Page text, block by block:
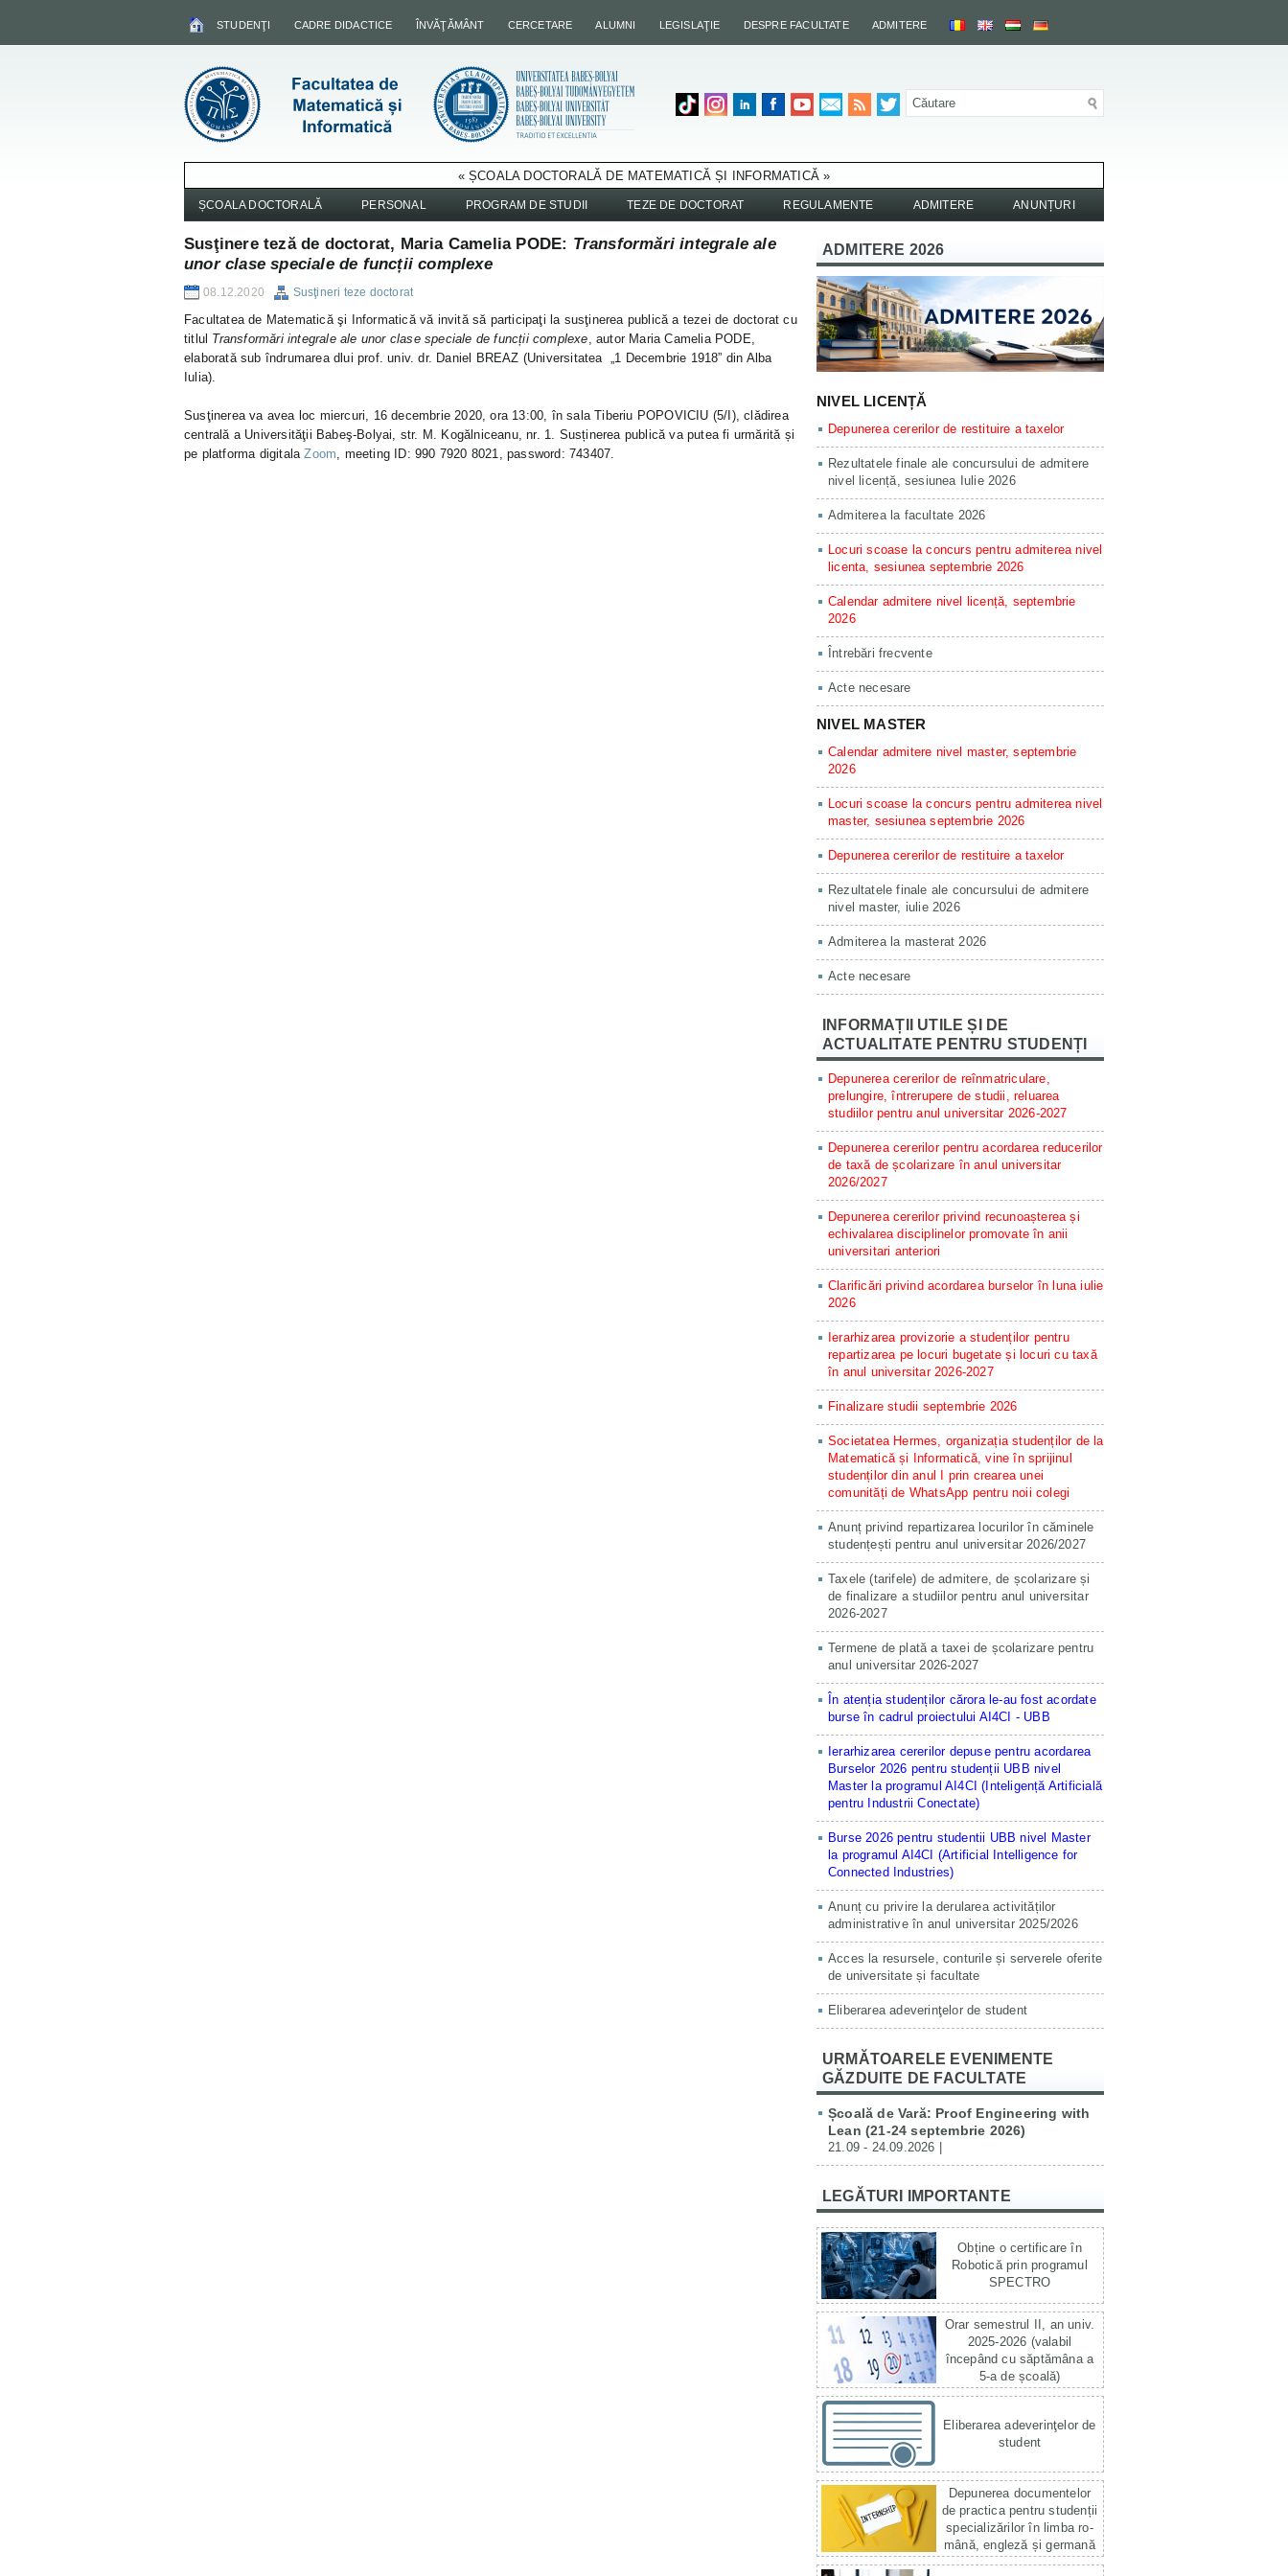
STUDENŢI CADRE DIDACTICE ÎNVĂŢĂMÂNT CERCETARE ALUMNI LEGISLAŢIE DESPRE FACULTATE ADMITERE
« ȘCOALA DOCTORALĂ DE MATEMATICĂ ȘI INFORMATICĂ »
ȘCOALA DOCTORALĂ PERSONAL PROGRAM DE STUDII TEZE DE DOCTORAT REGULAMENTE ADMITERE ANUNȚURI
Susţinere teză de doctorat, Maria Camelia PODE: Transformări integrale ale
unor clase speciale de funcții complexe
08.12.2020 Susţineri teze doctorat
Facultatea de Matematică şi Informatică vă invită să participaţi la susţinerea publică a tezei de doctorat cu
titlul Transformări integrale ale unor clase speciale de funcții complexe, autor Maria Camelia PODE,
elaborată sub îndrumarea dlui prof. univ. dr. Daniel BREAZ (Universitatea „1 Decembrie 1918” din Alba
Iulia).
Susţinerea va avea loc miercuri, 16 decembrie 2020, ora 13:00, în sala Tiberiu POPOVICIU (5/I), clădirea
centrală a Universităţii Babeş-Bolyai, str. M. Kogălniceanu, nr. 1. Susținerea publică va putea fi urmărită și
pe platforma digitalaZoom, meeting ID: 990 7920 8021, password: 743407.
ADMITERE 2026
NIVEL LICENȚĂ
Depunerea cererilor de restituire a taxelor
Rezultatele finale ale concursului de admitere
nivel licență, sesiunea Iulie 2026
Admiterea la facultate 2026
Locuri scoase la concurs pentru admiterea nivel
licenta, sesiunea septembrie 2026
Calendar admitere nivel licență, septembrie
2026
Întrebări frecvente
Acte necesare
NIVEL MASTER
Calendar admitere nivel master, septembrie
2026
Locuri scoase la concurs pentru admiterea nivel
master, sesiunea septembrie 2026
Depunerea cererilor de restituire a taxelor
Rezultatele finale ale concursului de admitere
nivel master, iulie 2026
Admiterea la masterat 2026
Acte necesare
INFORMAȚII UTILE ȘI DE
ACTUALITATE PENTRU STUDENȚI
Depunerea cererilor de reînmatriculare,
prelungire, întrerupere de studii, reluarea
studiilor pentru anul universitar 2026-2027
Depunerea cererilor pentru acordarea reducerilor
de taxă de școlarizare în anul universitar
2026/2027
Depunerea cererilor privind recunoașterea și
echivalarea disciplinelor promovate în anii
universitari anteriori
Clarificări privind acordarea burselor în luna iulie
2026
Ierarhizarea provizorie a studenților pentru
repartizarea pe locuri bugetate și locuri cu taxă
în anul universitar 2026-2027
Finalizare studii septembrie 2026
Societatea Hermes, organizația studenților de la
Matematică și Informatică, vine în sprijinul
studenților din anul I prin crearea unei
comunități de WhatsApp pentru noii colegi
Anunț privind repartizarea locurilor în căminele
studențești pentru anul universitar 2026/2027
Taxele (tarifele) de admitere, de școlarizare și
de finalizare a studiilor pentru anul universitar
2026-2027
Termene de plată a taxei de școlarizare pentru
anul universitar 2026-2027
În atenția studenților cărora le-au fost acordate
burse în cadrul proiectului AI4CI - UBB
Ierarhizarea cererilor depuse pentru acordarea
Burselor 2026 pentru studenții UBB nivel
Master la programul AI4CI (Inteligență Artificială
pentru Industrii Conectate)
Burse 2026 pentru studentii UBB nivel Master
la programul AI4CI (Artificial Intelligence for
Connected Industries)
Anunț cu privire la derularea activităților
administrative în anul universitar 2025/2026
Acces la resursele, conturile și serverele oferite
de universitate și facultate
Eliberarea adeverinţelor de student
URMĂTOARELE EVENIMENTE
GĂZDUITE DE FACULTATE
Școală de Vară: Proof Engineering with
Lean (21-24 septembrie 2026)
21.09 - 24.09.2026 |
LEGĂTURI IMPORTANTE
Obține o certificare în
Robotică prin programul
SPECTRO
Orar semestrul II, an univ.
2025-2026 (valabil
începând cu săptămâna a
5-a de școală)
Eliberarea adeverinţelor de
student
Depunerea documentelor
de practica pentru studenții
specializărilor în limba ro­
mână, engleză și germană